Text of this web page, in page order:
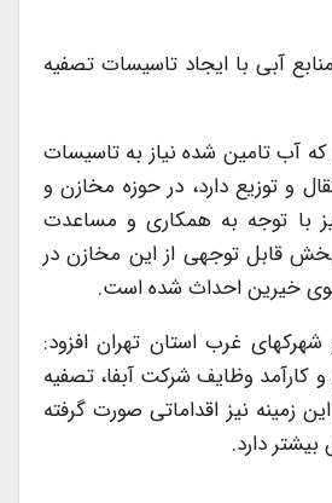
آبی با ایجاد تاسیسات تصفیه
که آب تامین شده نیاز به تاسیسات
و توزیع دارد، در حوزه مخازن و
با توجه به همکاری و مساعدت
بخش قابل توجهی از این مخازن در
خیرین احداث شده است.
غرب استان تهران افزود:
کارآمد وظایف شرکت آبفا، تصفیه
زمینه نیز اقداماتی صورت گرفته
دارد.